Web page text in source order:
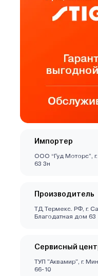
Импортер
ООО “Гуд Моторс”,
63 3н
Производитель
ТД Термекс. РФ, г.
Благодатная дом 63
Сервисный
ТУП "Аквамир", г.
66-10